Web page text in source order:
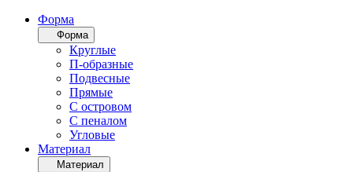
Форма
Форма
Круглые
П-образные
Подвесные
Прямые
С островом
С пеналом
Угловые
Материал
Материал